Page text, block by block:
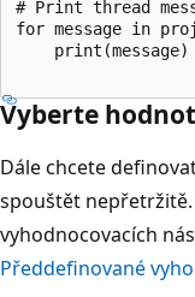
# Print thread
for message in
    print(message)
Vyberte
Dále chcete
spouštět
vyhodnocovacích
Předdefinované